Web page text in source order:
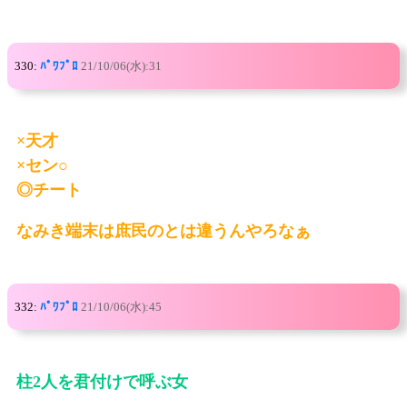
330: ﾊﾟﾜﾌﾟﾛ 21/10/06(水):31
×天才
×セン○
◎チート
なみき端末は庶民のとは違うんやろなぁ
332: ﾊﾟﾜﾌﾟﾛ 21/10/06(水):45
柱2人を君付けで呼ぶ女